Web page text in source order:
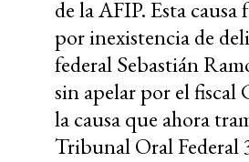
de la AFIP. Esta causa
por inexistencia de
federal Sebastián
sin apelar por el fiscal
la causa que ahora
Tribunal Oral Federal